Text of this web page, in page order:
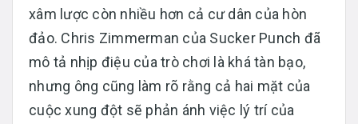
xâm lược còn nhiều hơn cả cư dân của hòn
đảo. Chris Zimmerman của Sucker Punch đã
mô tả nhịp điệu của trò chơi là khá tàn bạo,
nhưng ông cũng làm rõ rằng cả hai mặt của
cuộc xung đột sẽ phản ánh việc lý trí của